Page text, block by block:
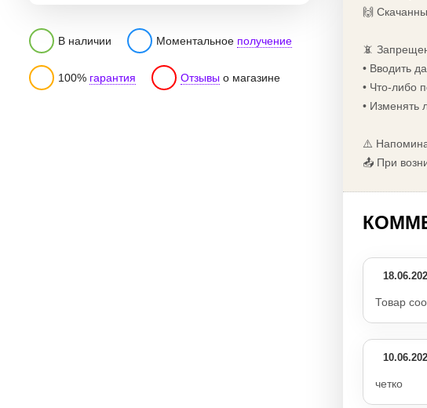
В наличии Моментальное получение
100% гарантия Отзывы о магазине
🙌
📵
• Вводить
• Что-либо
• Изменять
⚠️
📤 При
Товар
четко